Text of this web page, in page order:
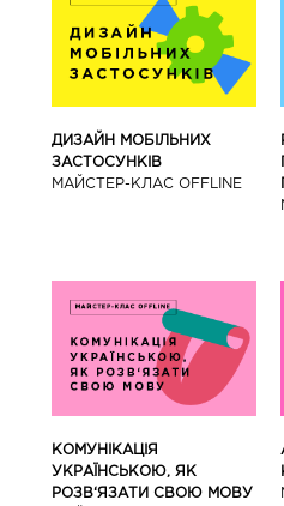
ДИЗАЙН МОБІЛЬНИХ
ЗАСТОСУНКІВ
МАЙCТЕР-КЛАС OFFLINE
КОМУНІКАЦІЯ
УКРАЇНСЬКОЮ, ЯК
РОЗВ‘ЯЗАТИ СВОЮ МОВУ